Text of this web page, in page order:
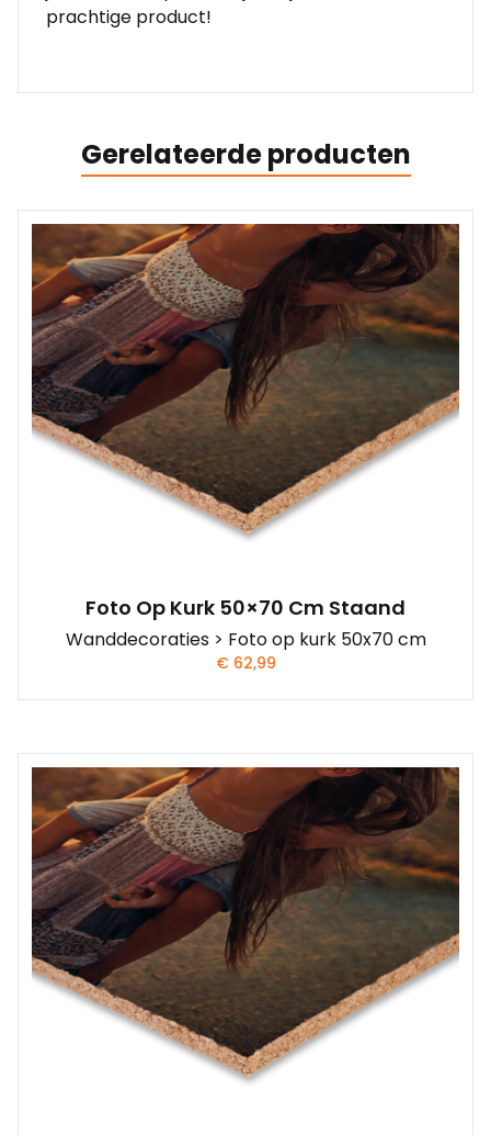
prachtige product!
Gerelateerde producten
Foto Op Kurk 50×70 Cm Staand
Wanddecoraties > Foto op kurk 50x70 cm
€62,99